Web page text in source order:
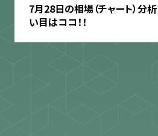
7月28日の相場（チャート）
い目はココ！！